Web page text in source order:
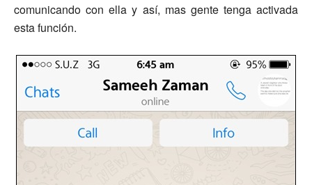
comunicando con ella y así, mas gente tenga activada
esta función.